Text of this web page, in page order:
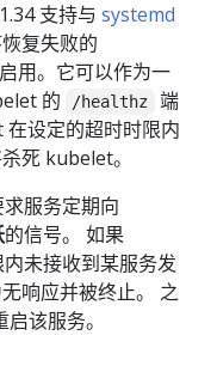
支持与 systemd
复失败的
用。它可以作为一
的
/healthz
端
设定的超时时限内
死 kubelet。
服务定期向
的信号。 如果
未接收到某服务发
响应并被终止。 之
该服务。